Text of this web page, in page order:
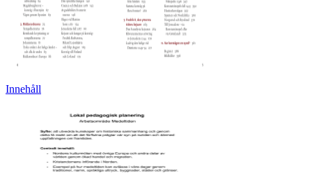
Innehåll